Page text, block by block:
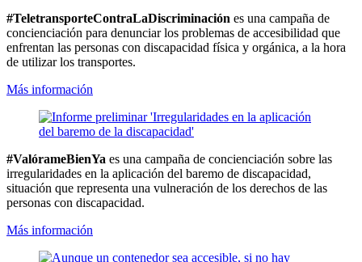
#TeletransporteContraLaDiscriminación es una campaña de
concienciación para denunciar los problemas de accesibilidad que
enfrentan las personas con discapacidad física y orgánica, a la hora
de utilizar los transportes.
Más información
#ValórameBienYa es una campaña de concienciación sobre las
irregularidades en la aplicación del baremo de discapacidad,
situación que representa una vulneración de los derechos de las
personas con discapacidad.
Más información